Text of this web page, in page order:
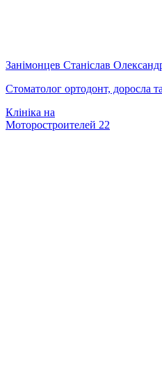
Занімонцев Станіслав
Стоматолог ортодонт, доросла
Клініка на
Моторостроителей 22